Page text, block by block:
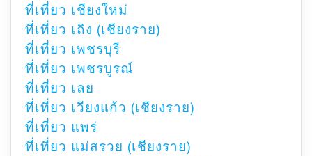
ที่เที่ยว เชียงใหม่
ที่เที่ยว เถิง (เชียงราย)
ที่เที่ยว เพชรบุรี
ที่เที่ยว เพชรบูรณ์
ที่เที่ยว เลย
ที่เที่ยว เวียงแก้ว (เชียงราย)
ที่เที่ยว แพร่
ที่เที่ยว แม่สรวย (เชียงราย)